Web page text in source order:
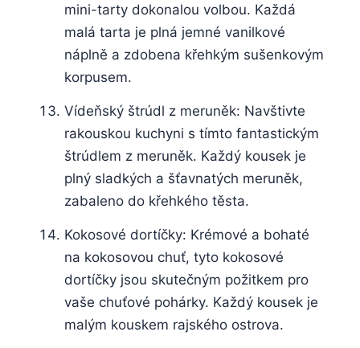
mini-tarty dokonalou volbou. Každá
malá tarta je plná jemné vanilkové
náplně a zdobena křehkým sušenkovým
korpusem.
Vídeňský štrúdl z meruněk: Navštivte
rakouskou kuchyni s tímto fantastickým
štrúdlem z meruněk. Každý kousek je
plný sladkých a šťavnatých meruněk,
zabaleno do křehkého těsta.
Kokosové dortíčky: Krémové a bohaté
na kokosovou chuť, tyto kokosové
dortíčky jsou skutečným požitkem pro
vaše chuťové pohárky. Každý kousek je
malým kouskem rajského ostrova.